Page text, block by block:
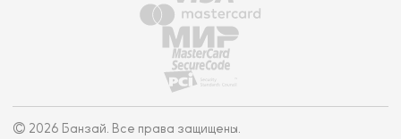
© 2026 Банзай. Все права защищены.